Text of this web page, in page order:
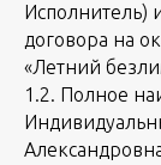
Исполнитель)
договора на
«Летний
1.2. Полное